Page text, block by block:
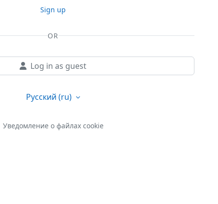
Sign up
OR
Log in as guest
Русский ‎(ru)‎
Уведомление о файлах cookie